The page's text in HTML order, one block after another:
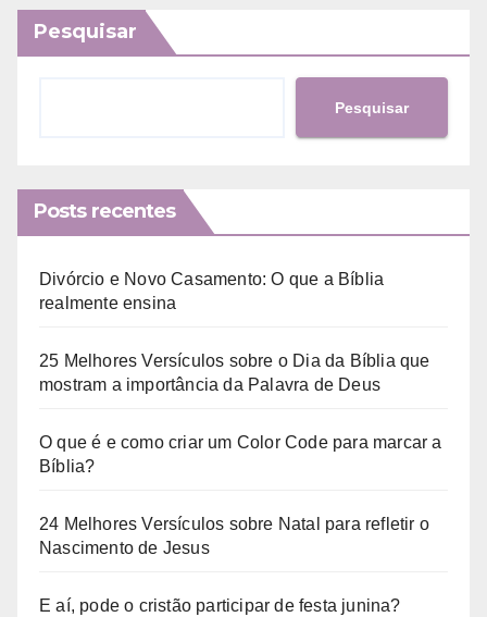
Pesquisar
Pesquisar
Posts recentes
Divórcio e Novo Casamento: O que a Bíblia
realmente ensina
25 Melhores Versículos sobre o Dia da Bíblia que
mostram a importância da Palavra de Deus
O que é e como criar um Color Code para marcar a
Bíblia?
24 Melhores Versículos sobre Natal para refletir o
Nascimento de Jesus
E aí, pode o cristão participar de festa junina?